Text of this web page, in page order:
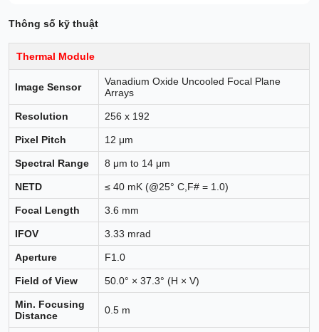
Thông số kỹ thuật
Thermal Module
Image Sensor
Vanadium Oxide Uncooled Focal Plane
Arrays
Resolution 256 x 192
Pixel Pitch 12 μm
Spectral Range 8 μm to 14 μm
NETD ≤ 40 mK (@25° C,F# = 1.0)
Focal Length 3.6 mm
IFOV 3.33 mrad
Aperture F1.0
Field of View 50.0° × 37.3° (H × V)
Min. Focusing
Distance
0.5 m